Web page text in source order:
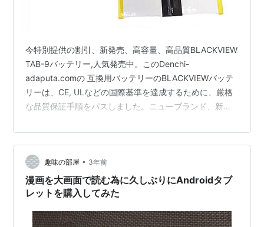
今特別提供の割引、新発売、高容量、高品質BLACKVIEW
TAB-9バッテリー,人気発売中。このDenchi-
adaputa.comの 互換用バッテリーのBLACKVIEWバッテ
リーは、CE, ULなどの国際基準を達成するために、厳格
な品質保証手順をパスしました。ニューブランド、新
ランド: BLACKVIEW battery 種類 : Li-ion カラー: gray
容量 : 7480mAh/28.42Wh 電圧 : 3.8V 互換品番 : TAB-9
保証:私達は私達のウェブサイトで販売されるTAB-9電池
が100%真新しいものである…
趣味の部屋 • 3年前
漫画を大画面で読む為に久しぶりにAndroidタブ
レットを購入してみた